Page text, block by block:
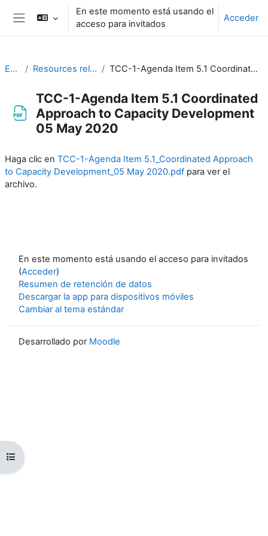
Salta al contenido principal
Panel lateral
En este momento está usando el
acceso para invitados
Acceder
Abrir índice del curso
EC-CDP Resources related to the work of CDP TCC-1-Agenda Item 5.1 Coordinated Approach to Capacity Development 05 May 2020
TCC-1-Agenda Item 5.1 Coordinated
Approach to Capacity Development
05 May 2020
Haga clic en TCC-1-Agenda Item 5.1_Coordinated Approach
to Capacity Development_05 May 2020.pdf para ver el
archivo.
En este momento está usando el acceso para invitados
(Acceder)
Resumen de retención de datos
Descargar la app para dispositivos móviles
Cambiar al tema estándar
Desarrollado por Moodle